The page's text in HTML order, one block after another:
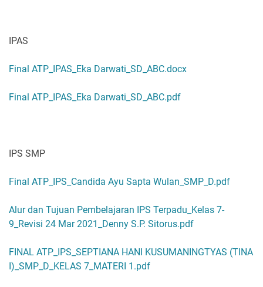
IPAS
Final ATP_IPAS_Eka Darwati_SD_ABC.docx
Final ATP_IPAS_Eka Darwati_SD_ABC.pdf
IPS SMP
Final ATP_IPS_Candida Ayu Sapta Wulan_SMP_D.pdf
Alur dan Tujuan Pembelajaran IPS Terpadu_Kelas 7-
9_Revisi 24 Mar 2021_Denny S.P. Sitorus.pdf
FINAL ATP_IPS_SEPTIANA HANI KUSUMANINGTYAS (TINA
I)_SMP_D_KELAS 7_MATERI 1.pdf